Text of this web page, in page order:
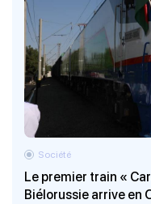
Le premier train «
Biélorussie arrive en
Société